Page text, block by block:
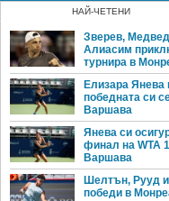
НАЙ-ЧЕТЕНИ
Зверев,
Алиасим
турнира в
Елизара
победната си
Варшава
Янева си
финал на WTA
Варшава
Шелтън, Рууд
победи в